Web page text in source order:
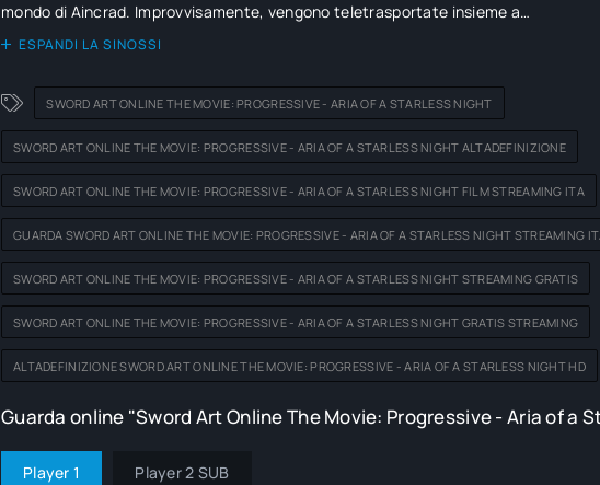
mondo di Aincrad. Improvvisamente, vengono teletrasportate insieme a
tutti gli altri giocatori alla città centrale dove appare il creatore del gioco,
imprigionati in quel mondo e annuncia le regole: per vincere e liberare tutti
bisogna completare 100 livelli, ma chi perde tutti i suoi HP, morirà nel mondo
reale.
ESPANDI LA SINOSSI
SWORD ART ONLINE THE MOVIE: PROGRESSIVE - ARIA OF A STARLESS NIGHT
SWORD ART ONLINE THE MOVIE: PROGRESSIVE - ARIA OF A STARLESS NIGHT ALTADEFINIZIONE
SWORD ART ONLINE THE MOVIE: PROGRESSIVE - ARIA OF A STARLESS NIGHT FILM STREAMING ITA
GUARDA SWORD ART ONLINE THE MOVIE: PROGRESSIVE - ARIA OF A STARLESS NIGHT STREAMING
SWORD ART ONLINE THE MOVIE: PROGRESSIVE - ARIA OF A STARLESS NIGHT STREAMING GRATIS
SWORD ART ONLINE THE MOVIE: PROGRESSIVE - ARIA OF A STARLESS NIGHT GRATIS STREAMING
ALTADEFINIZIONE SWORD ART ONLINE THE MOVIE: PROGRESSIVE - ARIA OF A STARLESS NIGHT HD
Guarda online "Sword Art Online The Movie: Progressive - Aria of a
Player 1 Player 2 SUB